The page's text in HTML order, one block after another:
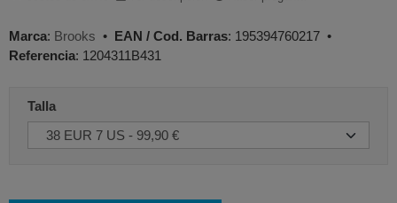
Marca: Brooks • EAN / Cod. Barras: 195394760217 •
Referencia: 1204311B431
Talla